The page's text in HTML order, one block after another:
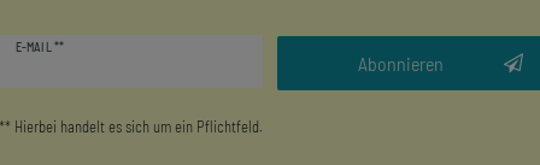
E-MAIL **
Abonnieren
** Hierbei handelt es sich um ein Pflichtfeld.